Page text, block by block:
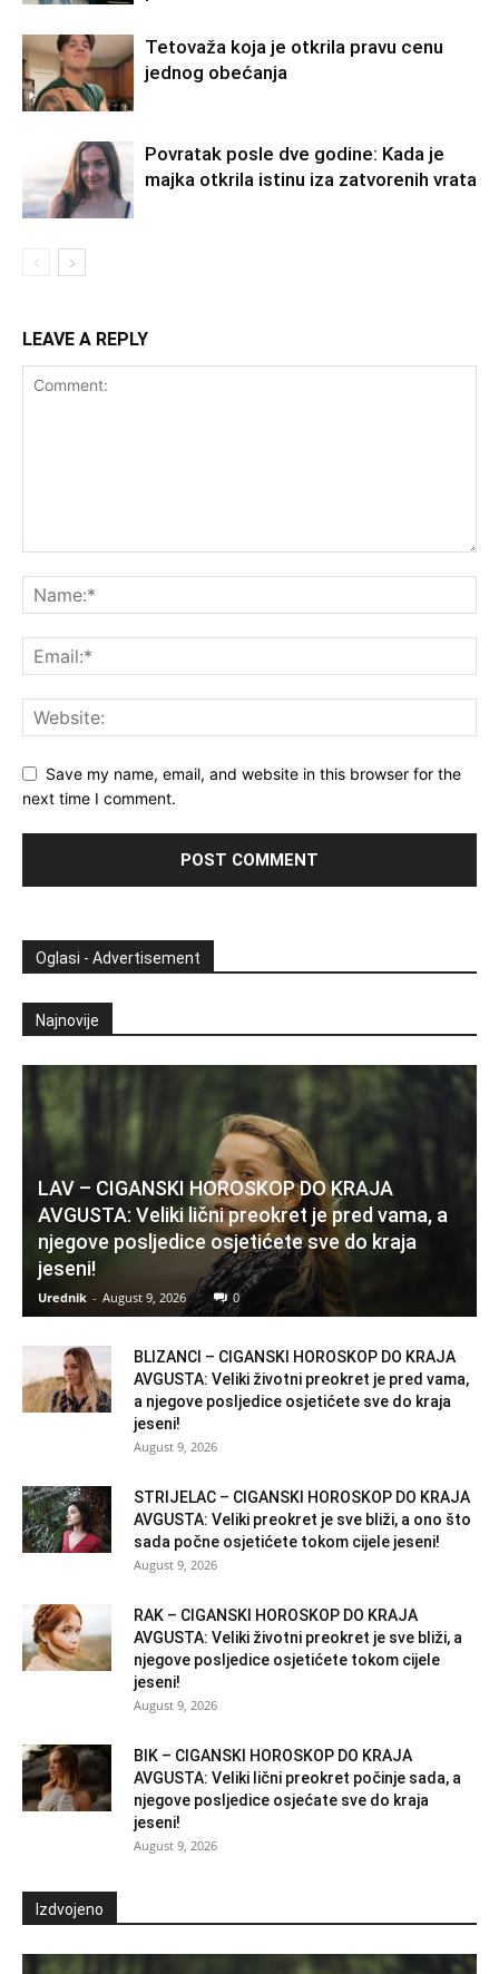
Tetovaža koja je otkrila pravu cenu
jednog obećanja
Povratak posle dve godine: Kada je
majka otkrila istinu iza zatvorenih vrata
LEAVE A REPLY
Save my name, email, and website in this browser for the
next time I comment.
Oglasi - Advertisement
Najnovije
LAV – CIGANSKI HOROSKOP DO KRAJA
AVGUSTA: Veliki lični preokret je pred vama, a
njegove posljedice osjetićete sve do kraja
jeseni!
Urednik - August 9, 2026 0
BLIZANCI – CIGANSKI HOROSKOP DO KRAJA
AVGUSTA: Veliki životni preokret je pred vama,
a njegove posljedice osjetićete sve do kraja
jeseni!
August 9, 2026
STRIJELAC – CIGANSKI HOROSKOP DO KRAJA
AVGUSTA: Veliki preokret je sve bliži, a ono što
sada počne osjetićete tokom cijele jeseni!
August 9, 2026
RAK – CIGANSKI HOROSKOP DO KRAJA
AVGUSTA: Veliki životni preokret je sve bliži, a
njegove posljedice osjetićete tokom cijele
jeseni!
August 9, 2026
BIK – CIGANSKI HOROSKOP DO KRAJA
AVGUSTA: Veliki lični preokret počinje sada, a
njegove posljedice osjećate sve do kraja
jeseni!
August 9, 2026
Izdvojeno